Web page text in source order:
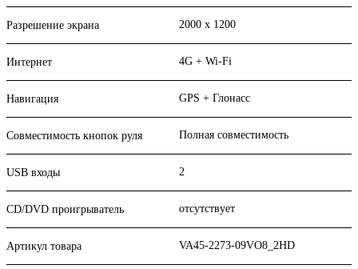
Разрешение экрана 2000 x 1200
Интернет 4G + Wi-Fi
Навигация GPS + Глонасс
Совместимость кнопок руля Полная совместимость
USB входы 2
CD/DVD проигрыватель отсутствует
Артикул товара VA45-2273-09VO8_2HD